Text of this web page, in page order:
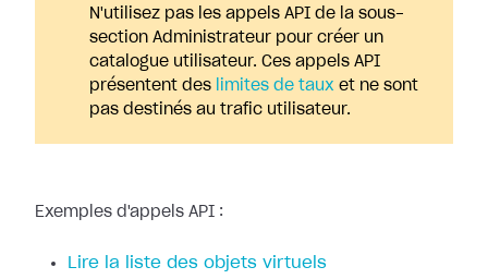
N'utilisez pas les appels API de la sous-
section Administrateur pour créer un
catalogue utilisateur. Ces appels API
présentent des
limites de taux et ne sont
pas destinés au trafic utilisateur.
Exemples d'appels API :
Lire la liste des objets virtuels